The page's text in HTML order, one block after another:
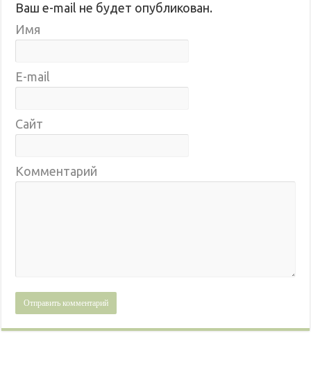
Ваш e-mail не будет опубликован.
Имя
E-mail
Сайт
Комментарий